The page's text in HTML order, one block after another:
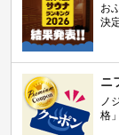
お
決
ニ
ノ
格